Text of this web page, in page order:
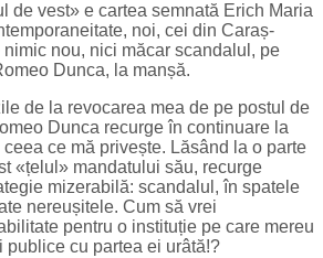
de vest» e cartea semnată Erich Maria
noi, cei din Caraș-
nou, nici măcar scandalul, pe
Dunca, la manșă.
de la revocarea mea de pe postul de
Dunca recurge în continuare la
ce mă privește. Lăsând la o parte
«țelul» mandatului său, recurge
mizerabilă: scandalul, în spatele
nereușitele. Cum să vrei
pentru o instituție pe care mereu
publice cu partea ei urâtă!?